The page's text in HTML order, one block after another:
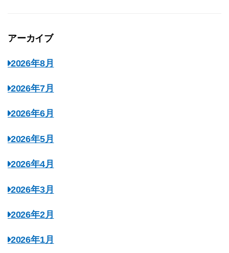
アーカイブ
2026年8月
2026年7月
2026年6月
2026年5月
2026年4月
2026年3月
2026年2月
2026年1月